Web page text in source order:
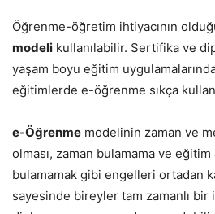
Öğrenme-öğretim ihtiyacının
modeli kullanılabilir. Sertifika ve
yaşam boyu eğitim
eğitimlerde e-öğrenme sıkça
e-Öğrenme modelinin zaman ve
olması, zaman bulamama ve
bulamamak gibi engelleri ortadan
sayesinde bireyler tam zamanlı bir